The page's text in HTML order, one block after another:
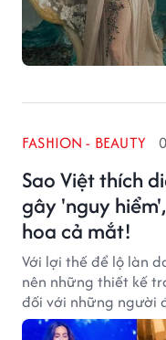
Sao Việt thích
gây 'nguy
hoa cả mắt!
FASHION - BEAUTY
Với lợi thế để lộ làn
nên những thiết kế
đối với những người